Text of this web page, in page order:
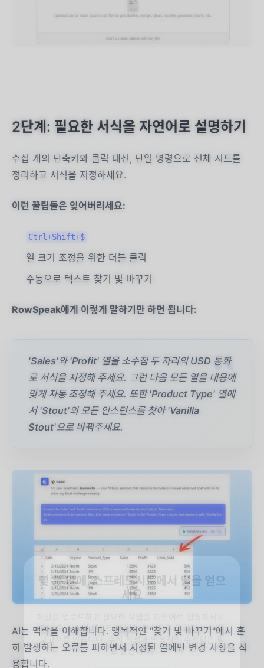
2단계: 필요한 서식을 자연어로 설명하기
수십 개의 단축키와 클릭 대신, 단일 명령으로 전체 시트를
정리하고 서식을 지정하세요.
이런 꿀팁들은 잊어버리세요:
Ctrl+Shift+$
열 크기 조정을 위한 더블 클릭
수동으로 텍스트 찾기 및 바꾸기
RowSpeak에게 이렇게 말하기만 하면 됩니다:
'Sales'와 'Profit' 열을 소수점 두 자리의 USD 통화
로 서식을 지정해 주세요. 그런 다음 모든 열을 내용에
맞게 자동 조정해 주세요. 또한 'Product Type' 열에
서 'Stout'의 모든 인스턴스를 찾아 'Vanilla
Stout'으로 바꿔주세요.
AI는 맥락을 이해합니다. 맹목적인 "찾기 및 바꾸기"에서 흔
히 발생하는 오류를 피하면서 지정된 열에만 변경 사항을 적
용합니다.
몇 분 만에, 스프레드시트에서 답을 얻으
세요
파일을 업로드하고 필요한 작업을 자연어로 설명하세요.
보고서를 만듭니다. 수식 작성과 반복적인 수작업은 필
요 없습니다.